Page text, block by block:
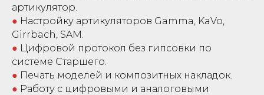
артикулятор.
● Настройку артикуляторов Gamma, KaVo,
Girrbach, SAM.
● Цифровой протокол без гипсовки по
системе Старшего.
● Печать моделей и композитных накладок.
● Работу с цифровыми и аналоговыми